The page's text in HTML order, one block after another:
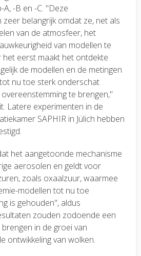
-B en -C. "Deze
zeer belangrijk omdat ze, net als
van de atmosfeer, het
van modellen te
eerst maakt het ontdekte
de modellen en de metingen
nu toe sterk onderschat
te brengen,"
Latere experimenten in de
SAPHIR in Jülich hebben
het aangetoonde mechanisme
aerosolen en geldt voor
zoals oxaalzuur, waarmee
modellen tot nu toe
is gehouden", aldus
zouden zodoende een
in de groei van
ontwikkeling van wolken.